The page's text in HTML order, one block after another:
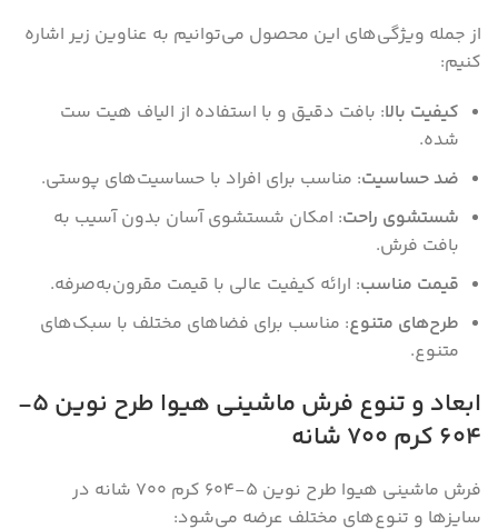
از جمله ویژگی‌های این محصول می‌توانیم به عناوین زیر اشاره
کنیم:
کیفیت بالا: بافت دقیق و با استفاده از الیاف هیت ست
شده.
ضد حساسیت: مناسب برای افراد با حساسیت‌های پوستی.
شستشوی راحت: امکان شستشوی آسان بدون آسیب به
بافت فرش.
قیمت مناسب: ارائه کیفیت عالی با قیمت مقرون‌به‌صرفه.
طرح‌های متنوع: مناسب برای فضاهای مختلف با سبک‌های
متنوع.
ابعاد و تنوع فرش ماشینی هیوا طرح نوین
5-
604 کرم ۷۰۰ شانه
فرش ماشینی هیوا طرح نوین 5-604 کرم ۷۰۰ شانه در
سایز‌ها و تنوع‌های مختلف عرضه می‌شود: